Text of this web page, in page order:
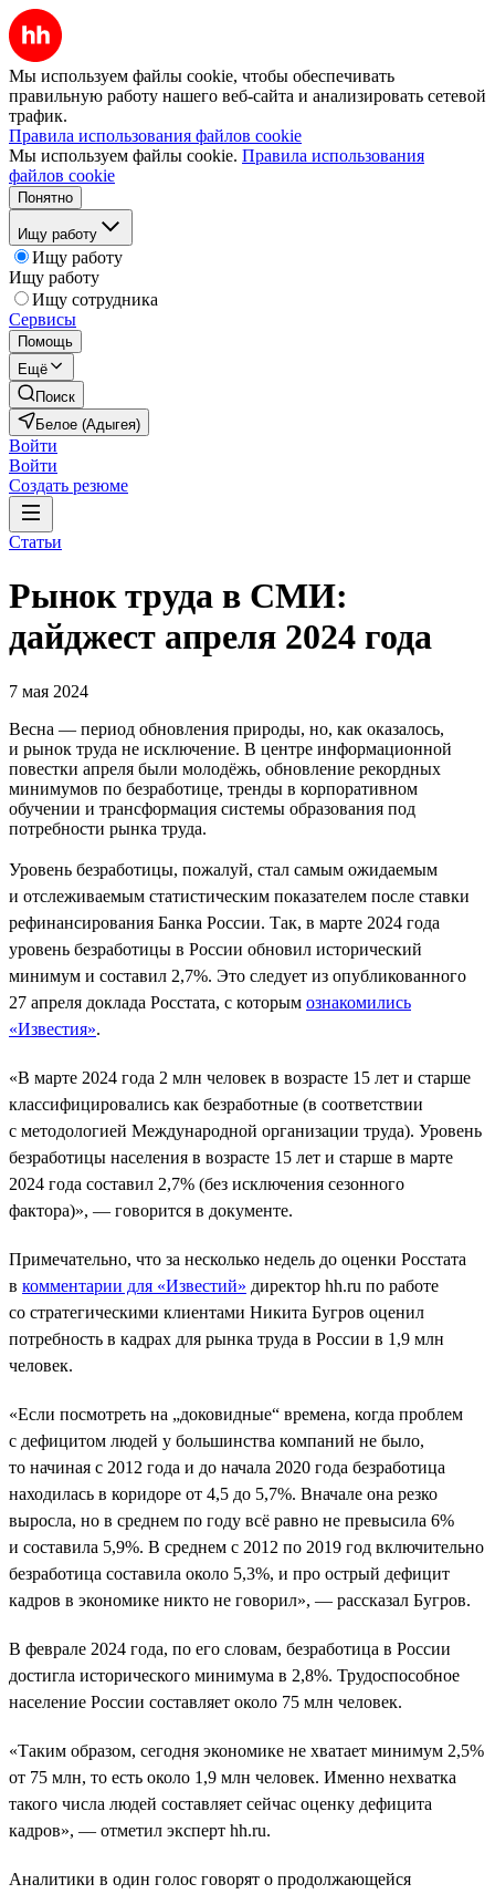
Мы используем файлы cookie, чтобы обеспечивать
правильную работу нашего веб-сайта и анализировать сетевой
трафик.
Правила использования файлов cookie
Мы используем файлы cookie. Правила использования
файлов cookie
Понятно
Ищу работу
Ищу работу
Ищу работу
Ищу сотрудника
Сервисы
Помощь
Ещё
Поиск
Белое (Адыгея)
Войти
Войти
Создать резюме
Статьи
Рынок труда в СМИ:
дайджест апреля 2024 года
7 мая 2024
Весна — период обновления природы, но, как оказалось,
и рынок труда не исключение. В центре информационной
повестки апреля были молодёжь, обновление рекордных
минимумов по безработице, тренды в корпоративном
обучении и трансформация системы образования под
потребности рынка труда.
Уровень безработицы, пожалуй, стал самым ожидаемым
и отслеживаемым статистическим показателем после ставки
рефинансирования Банка России. Так, в марте 2024 года
уровень безработицы в России обновил исторический
минимум и составил 2,7%. Это следует из опубликованного
27 апреля доклада Росстата, с которым ознакомились
«Известия».
«В марте 2024 года 2 млн человек в возрасте 15 лет и старше
классифицировались как безработные (в соответствии
с методологией Международной организации труда). Уровень
безработицы населения в возрасте 15 лет и старше в марте
2024 года составил 2,7% (без исключения сезонного
фактора)», — говорится в документе.
Примечательно, что за несколько недель до оценки Росстата
в комментарии для «Известий» директор hh.ru по работе
со стратегическими клиентами Никита Бугров оценил
потребность в кадрах для рынка труда в России в 1,9 млн
человек.
«Если посмотреть на „доковидные“ времена, когда проблем
с дефицитом людей у большинства компаний не было,
то начиная с 2012 года и до начала 2020 года безработица
находилась в коридоре от 4,5 до 5,7%. Вначале она резко
выросла, но в среднем по году всё равно не превысила 6%
и составила 5,9%. В среднем с 2012 по 2019 год включительно
безработица составила около 5,3%, и про острый дефицит
кадров в экономике никто не говорил», — рассказал Бугров.
В феврале 2024 года, по его словам, безработица в России
достигла исторического минимума в 2,8%. Трудоспособное
население России составляет около 75 млн человек.
«Таким образом, сегодня экономике не хватает минимум 2,5%
от 75 млн, то есть около 1,9 млн человек. Именно нехватка
такого числа людей составляет сейчас оценку дефицита
кадров», — отметил эксперт hh.ru.
Аналитики в один голос говорят о продолжающейся